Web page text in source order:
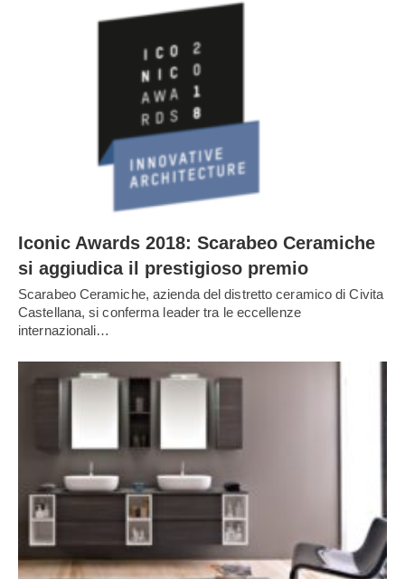
Iconic Awards 2018: Scarabeo Ceramiche
si aggiudica il prestigioso premio
Scarabeo Ceramiche, azienda del distretto ceramico di Civita
Castellana, si conferma leader tra le eccellenze
internazionali…